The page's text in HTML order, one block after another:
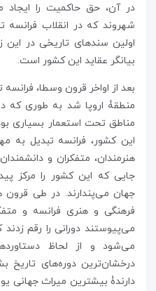
در آن، حق حاکمیت را ایجاد
شهروند که در انقلاب
اولین سندهای تاریخی در
بیانگر عقاید این کشور است.
بعد از اواخر قرون وسطا،
مناطق تحت استعمار بسیاری
این کشور، فرانسه تبدیل به
هنرمندان، متفکران و
جایی که این کشور را مرکز
جهان می‌پندارند. در طی
فرهنگی و هنری فرانسه و
می‌پیوستند دورانی را رقم
می‌شود و از لحاظ
درخشان‌ترین دوره‌های تاریخ
دارندۀ بیشترین میراث